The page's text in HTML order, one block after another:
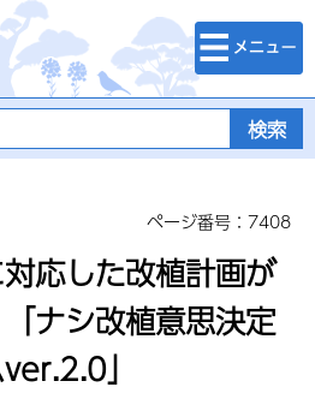
検索・メニュ
ー
ページ番号：7408
応した改植計画が
ナシ改植意思決定
」